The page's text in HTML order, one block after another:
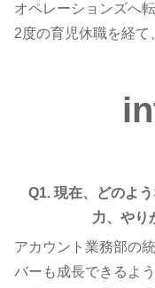
オペレーションズへ転
2度の育児休職を経て
Q1. 現在、どのよ
力、やり
アカウント業務部の
バーも成長できるよ